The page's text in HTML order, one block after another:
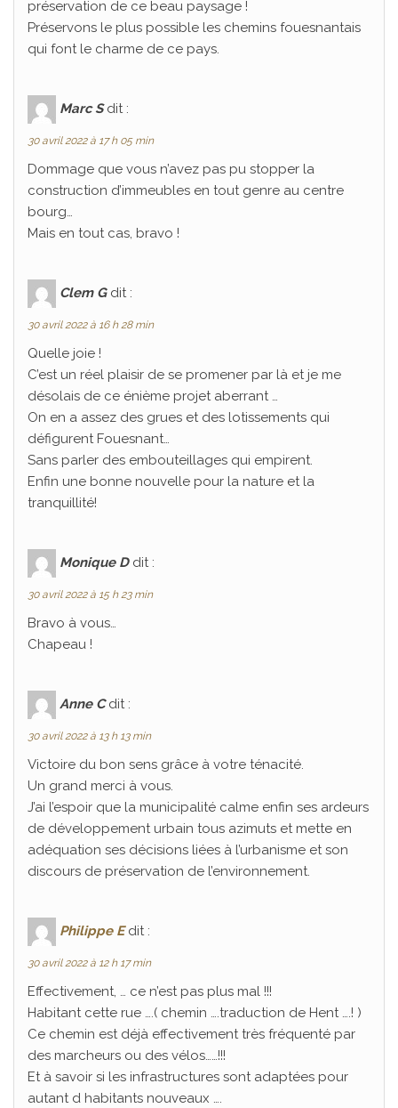
préservation de ce beau paysage !
Préservons le plus possible les chemins fouesnantais
qui font le charme de ce pays.
Marc S dit :
30 avril 2022 à 17 h 05 min
Dommage que vous n’avez pas pu stopper la
construction d’immeubles en tout genre au centre
bourg…
Mais en tout cas, bravo !
Clem G dit :
30 avril 2022 à 16 h 28 min
Quelle joie !
C’est un réel plaisir de se promener par là et je me
désolais de ce énième projet aberrant …
On en a assez des grues et des lotissements qui
défigurent Fouesnant…
Sans parler des embouteillages qui empirent.
Enfin une bonne nouvelle pour la nature et la
tranquillité!
Monique D dit :
30 avril 2022 à 15 h 23 min
Bravo à vous…
Chapeau !
Anne C dit :
30 avril 2022 à 13 h 13 min
Victoire du bon sens grâce à votre ténacité.
Un grand merci à vous.
J’ai l’espoir que la municipalité calme enfin ses ardeurs
de développement urbain tous azimuts et mette en
adéquation ses décisions liées à l’urbanisme et son
discours de préservation de l’environnement.
Philippe E dit :
30 avril 2022 à 12 h 17 min
Effectivement, … ce n’est pas plus mal !!!
Habitant cette rue ….( chemin ….traduction de Hent ….! )
Ce chemin est déjà effectivement très fréquenté par
des marcheurs ou des vélos……!!!
Et à savoir si les infrastructures sont adaptées pour
autant d habitants nouveaux ….